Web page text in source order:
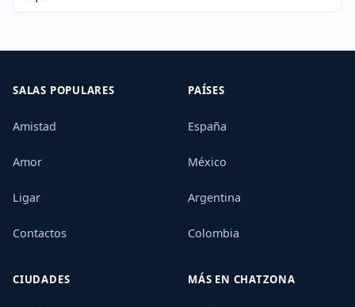
SALAS POPULARES
Amistad
Amor
Ligar
Contactos
PAÍSES
España
México
Argentina
Colombia
CIUDADES MÁS EN CHATZONA